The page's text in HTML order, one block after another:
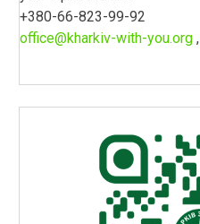
+380-66-823-99-92
office@kharkiv-with-you.org,